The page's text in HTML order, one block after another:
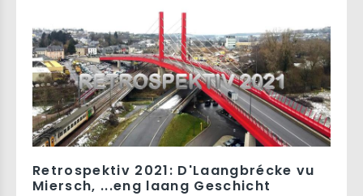
Retrospektiv 2021: D'Laangbrécke vu
Miersch, ...eng laang Geschicht